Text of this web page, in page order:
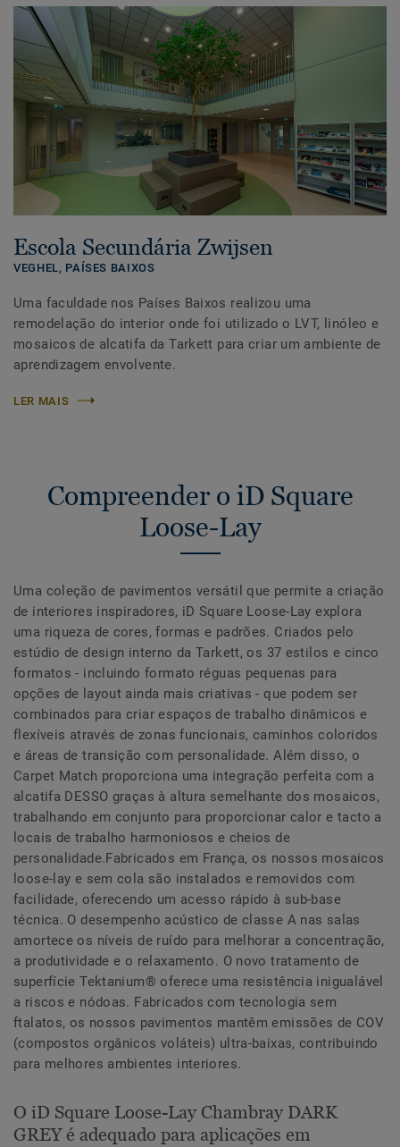
Escola Secundária Zwijsen
VEGHEL, PAÍSES BAIXOS
Uma faculdade nos Países Baixos realizou uma
remodelação do interior onde foi utilizado o LVT, linóleo e
mosaicos de alcatifa da Tarkett para criar um ambiente de
aprendizagem envolvente.
LER MAIS
Compreender o iD Square
Loose-Lay
Uma coleção de pavimentos versátil que permite a criação
de interiores inspiradores, iD Square Loose-Lay explora
uma riqueza de cores, formas e padrões. Criados pelo
estúdio de design interno da Tarkett, os 37 estilos e cinco
formatos - incluindo formato réguas pequenas para
opções de layout ainda mais criativas - que podem ser
combinados para criar espaços de trabalho dinâmicos e
flexíveis através de zonas funcionais, caminhos coloridos
e áreas de transição com personalidade. Além disso, o
Carpet Match proporciona uma integração perfeita com a
alcatifa DESSO graças à altura semelhante dos mosaicos,
trabalhando em conjunto para proporcionar calor e tacto a
locais de trabalho harmoniosos e cheios de
personalidade.Fabricados em França, os nossos mosaicos
loose-lay e sem cola são instalados e removidos com
facilidade, oferecendo um acesso rápido à sub-base
técnica. O desempenho acústico de classe A nas salas
amortece os níveis de ruído para melhorar a concentração,
a produtividade e o relaxamento. O novo tratamento de
superfície Tektanium® oferece uma resistência inigualável
a riscos e nódoas. Fabricados com tecnologia sem
ftalatos, os nossos pavimentos mantêm emissões de COV
(compostos orgânicos voláteis) ultra-baixas, contribuindo
para melhores ambientes interiores.
O iD Square Loose-Lay Chambray DARK
GREY é adequado para aplicações em